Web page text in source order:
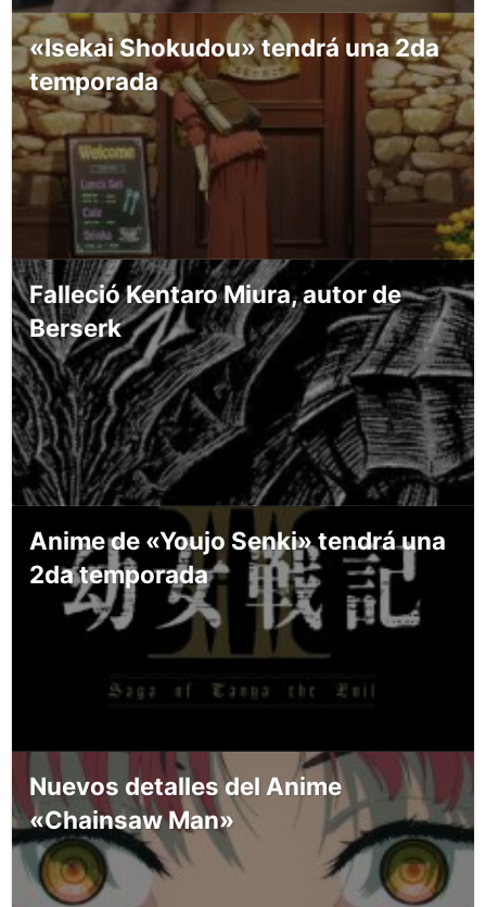
«Isekai Shokudou» tendrá una 2da
temporada
Falleció Kentaro Miura, autor de
Berserk
Anime de «Youjo Senki» tendrá una
2da temporada
Nuevos detalles del Anime
«Chainsaw Man»